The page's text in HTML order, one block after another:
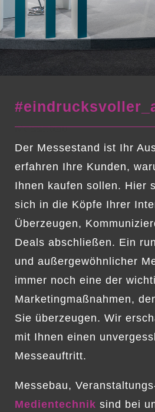
Messebau
Der Messestand ist Ihr
erfahren Ihre Kunden,
Ihnen kaufen sollen. Hier
sich in die Köpfe Ihrer
Überzeugen,
Deals abschließen. Ein
und außergewöhnlicher
immer noch eine der
Marketingmaßnahmen,
Sie überzeugen. Wir
mit Ihnen einen
Messeauftritt.
Messebau,
Medientechnik sind bei